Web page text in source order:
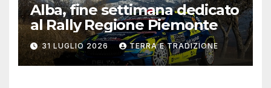
Alba, fine settimana dedicato
al Rally Regione Piemonte
31 LUGLIO 2026 TERRA E TRADIZIONE